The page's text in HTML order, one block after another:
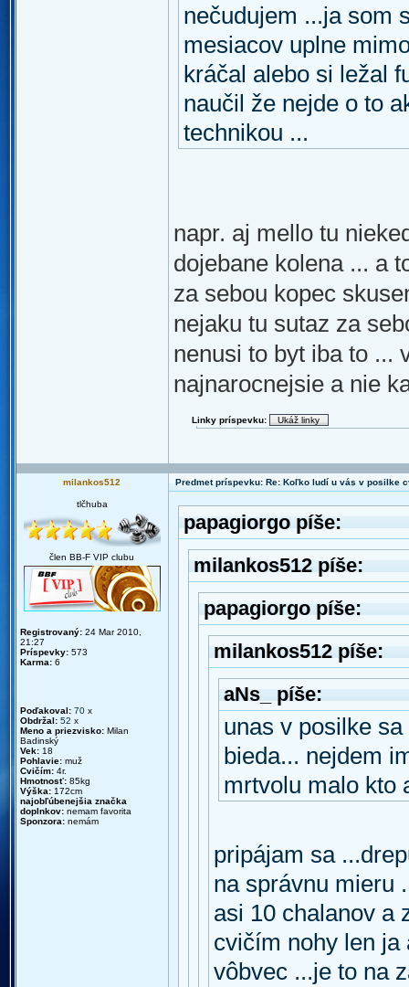
nečudujem ...ja som
mesiacov uplne
kráčal alebo si ležal
naučil že nejde o to
technikou ...
napr. aj mello tu
dojebane kolena ... a
za sebou kopec
nejaku tu sutaz za
nenusi to byt iba to ...
najnarocnejsie a nie
Linky príspevku:
milankos512 Predmet príspevku: Re: Koľko ludí u vás v posilke
tlčhuba
člen BB-F VIP clubu
Registrovaný: 24 Mar 2010,
21:27
Príspevky: 573
Karma: 6
Poďakoval: 70 x
Obdržal: 52 x
Meno a priezvisko: Milan
Badinský
Vek: 18
Pohlavie: muž
Cvičím: 4r.
Hmotnosť: 85kg
Výška: 172cm
najobľúbenejšia značka
doplnkov: nemam favorita
Sponzora: nemám
papagiorgo píše:
milankos512 píše:
papagiorgo píše:
milankos512 píše:
aNs_ píše:
unas v posilke
bieda... nejdem
mrtvolu malo kto
pripájam sa
na správnu mieru
asi 10 chalanov a
cvičím nohy len ja
vôbvec ...je to na